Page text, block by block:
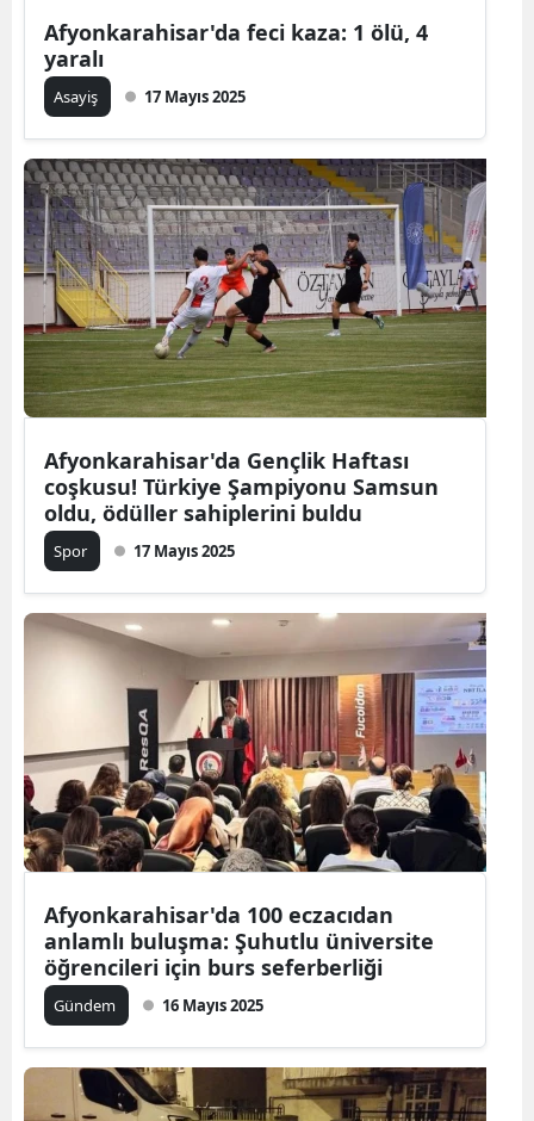
Afyonkarahisar'da feci kaza: 1 ölü, 4
yaralı
Asayiş 17 Mayıs 2025
Afyonkarahisar'da Gençlik Haftası
coşkusu! Türkiye Şampiyonu Samsun
oldu, ödüller sahiplerini buldu
Spor 17 Mayıs 2025
Afyonkarahisar'da 100 eczacıdan
anlamlı buluşma: Şuhutlu üniversite
öğrencileri için burs seferberliği
Gündem 16 Mayıs 2025